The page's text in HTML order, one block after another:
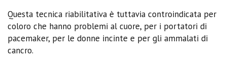
Questa tecnica riabilitativa è tuttavia controindicata per
coloro che hanno problemi al cuore, per i portatori di
pacemaker, per le donne incinte e per gli ammalati di
cancro.